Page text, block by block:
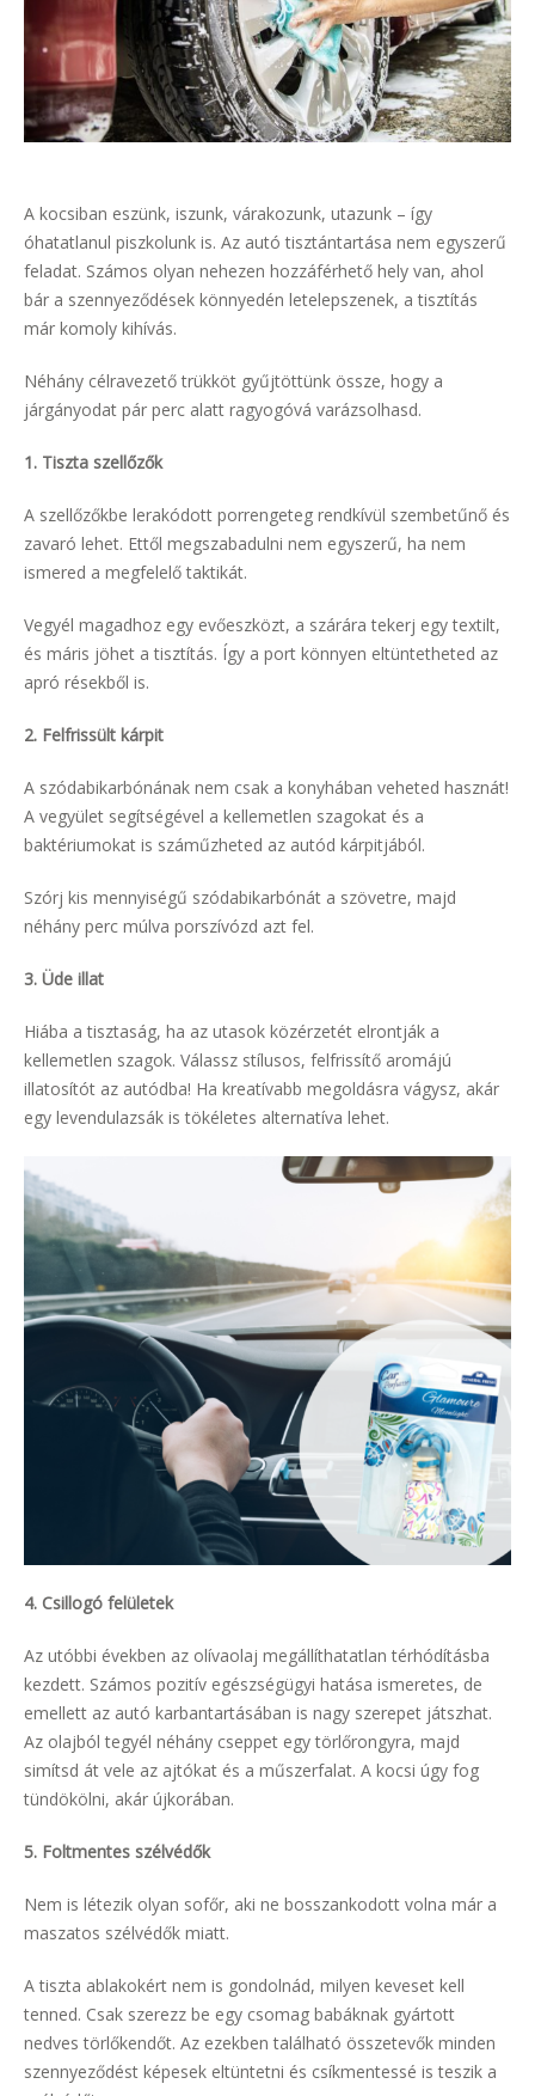
A kocsiban eszünk, iszunk, várakozunk, utazunk – így
óhatatlanul piszkolunk is. Az autó tisztántartása nem egyszerű
feladat. Számos olyan nehezen hozzáférhető hely van, ahol
bár a szennyeződések könnyedén letelepszenek, a tisztítás
már komoly kihívás.
Néhány célravezető trükköt gyűjtöttünk össze, hogy a
járgányodat pár perc alatt ragyogóvá varázsolhasd.
1. Tiszta szellőzők
A szellőzőkbe lerakódott porrengeteg rendkívül szembetűnő és
zavaró lehet. Ettől megszabadulni nem egyszerű, ha nem
ismered a megfelelő taktikát.
Vegyél magadhoz egy evőeszközt, a szárára tekerj egy textilt,
és máris jöhet a tisztítás. Így a port könnyen eltüntetheted az
apró résekből is.
2. Felfrissült kárpit
A szódabikarbónának nem csak a konyhában veheted hasznát!
A vegyület segítségével a kellemetlen szagokat és a
baktériumokat is száműzheted az autód kárpitjából.
Szórj kis mennyiségű szódabikarbónát a szövetre, majd
néhány perc múlva porszívózd azt fel.
3. Üde illat
Hiába a tisztaság, ha az utasok közérzetét elrontják a
kellemetlen szagok. Válassz stílusos, felfrissítő aromájú
illatosítót az autódba! Ha kreatívabb megoldásra vágysz, akár
egy levendulazsák is tökéletes alternatíva lehet.
4. Csillogó felületek
Az utóbbi években az olívaolaj megállíthatatlan térhódításba
kezdett. Számos pozitív egészségügyi hatása ismeretes, de
emellett az autó karbantartásában is nagy szerepet játszhat.
Az olajból tegyél néhány cseppet egy törlőrongyra, majd
simítsd át vele az ajtókat és a műszerfalat. A kocsi úgy fog
tündökölni, akár újkorában.
5. Foltmentes szélvédők
Nem is létezik olyan sofőr, aki ne bosszankodott volna már a
maszatos szélvédők miatt.
A tiszta ablakokért nem is gondolnád, milyen keveset kell
tenned. Csak szerezz be egy csomag babáknak gyártott
nedves törlőkendőt. Az ezekben található összetevők minden
szennyeződést képesek eltüntetni és csíkmentessé is teszik a